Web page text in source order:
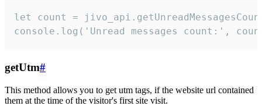
let count =
console.log('Unread messages count:',
getUtm#
This method allows you to get utm tags, if the website url contained
them at the time of the visitor's first site visit.